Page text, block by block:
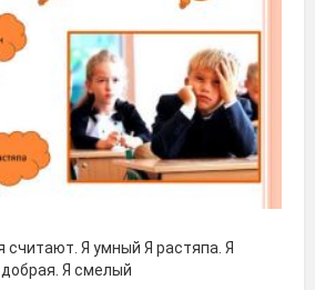
считают. Я умный Я растяпа. Я
добрая. Я смелый